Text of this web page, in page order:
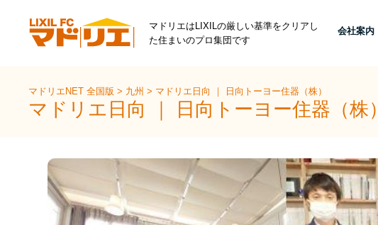
マドリエはLIXILの厳しい基準をクリアし
た住まいのプロ集団です
会社案内
マドリエNET 全国版> 九州> マドリエ日向 ｜ 日向トーヨー住器（株）
マドリエ日向 ｜ 日向トーヨー住器（株）